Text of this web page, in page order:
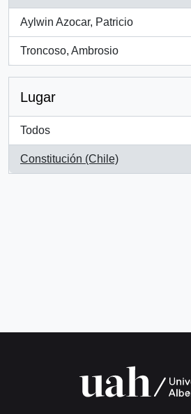
Aylwin Azocar, Patricio
, 1 resultados
Troncoso, Ambrosio
, 1 resultados
Lugar
Todos
Constitución (Chile)
, 1 resultados